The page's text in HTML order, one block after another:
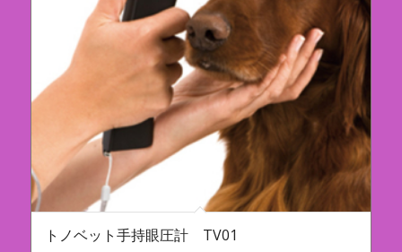
トノベット手持眼圧計 TV01